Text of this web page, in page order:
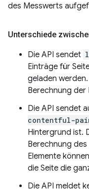
des Messwerts
Unterschiede
Die API sendet
Einträge für
geladen
Berechnung der
Die API sendet
contentful-
Hintergrund ist.
Berechnung
Elemente
die Seite die
Die API meldet